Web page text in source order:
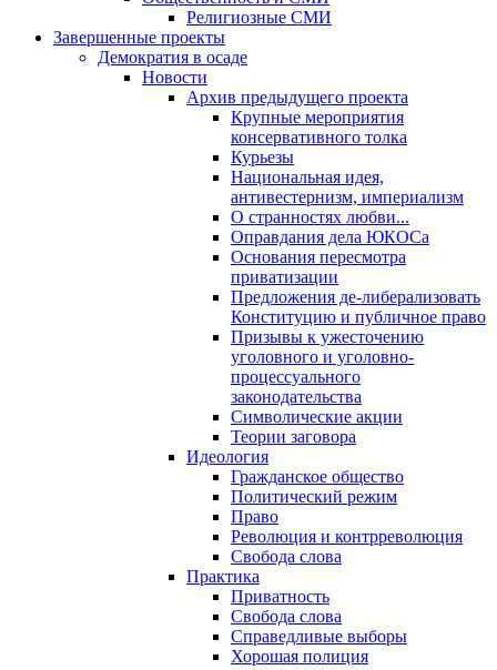
Религиозные СМИ
Завершенные проекты
Демократия в осаде
Новости
Архив предыдущего проекта
Крупные мероприятия
консервативного толка
Курьезы
Национальная идея,
антивестернизм, империализм
О странностях любви...
Оправдания дела ЮКОСа
Основания пересмотра
приватизации
Предложения де-либерализовать
Конституцию и публичное право
Призывы к ужесточению
уголовного и уголовно-
процессуального
законодательства
Символические акции
Теории заговора
Идеология
Гражданское общество
Политический режим
Право
Революция и контрреволюция
Свобода слова
Практика
Приватность
Свобода слова
Справедливые выборы
Хорошая полиция